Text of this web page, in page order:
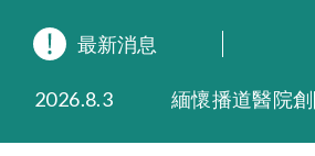
最新消息
2026.8.3